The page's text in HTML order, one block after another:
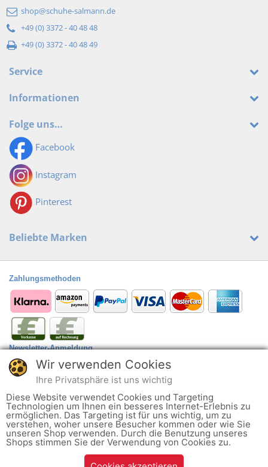
shop@schuhe-salmann.de
+49 (0) 3372 - 40 48 48
+49 (0) 3372 - 40 48 49
Service
Informationen
Folge uns…
Facebook
Instagram
Pinterest
Beliebte Marken
Zahlungsmethoden
Newsletter-Anmeldung
@
werden.
Ob alltagstauglich oder zu einem besonderen Anlass wie Hochzeit oder
runder Geburtstag - ob Pumps, Halbschuh, Sandaletten oder Stiefel: Wir
finden ganz sicher den richtigen Schuh für Sie und Ihre Füße werden
glücklich sein. Das ist unser Ziel, denn Schuhe sind unsere
Wir verwenden Cookies
Ihre Privatsphäre ist uns wichtig
Diese Website verwendet Cookies und Targeting
Technologien um Ihnen ein besseres Internet-Erlebnis zu
ermöglichen. Das Targeting ist für uns wichtig, um zu
verstehen, woher unsere Besucher kommen oder wie Sie
unseren Shop verwenden. Durch die Benutzung unseres
Shops stimmen Sie der Verwendung von Cookies zu.